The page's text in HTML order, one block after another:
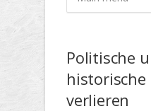
Politische
historische
verlieren